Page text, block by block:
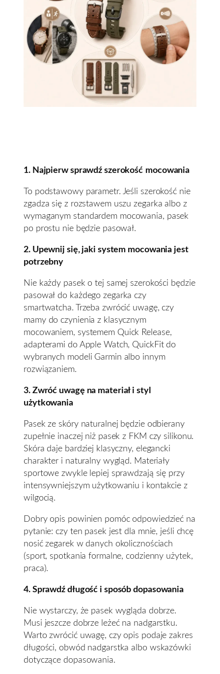
1. Najpierw sprawdź szerokość mocowania
To podstawowy parametr. Jeśli szerokość nie
zgadza się z rozstawem uszu zegarka albo z
wymaganym standardem mocowania, pasek
po prostu nie będzie pasował.
2. Upewnij się, jaki system mocowania jest
potrzebny
Nie każdy pasek o tej samej szerokości będzie
pasował do każdego zegarka czy
smartwatcha. Trzeba zwrócić uwagę, czy
mamy do czynienia z klasycznym
mocowaniem, systemem Quick Release,
adapterami do Apple Watch, QuickFit do
wybranych modeli Garmin albo innym
rozwiązaniem.
3. Zwróć uwagę na materiał i styl
użytkowania
Pasek ze skóry naturalnej będzie odbierany
zupełnie inaczej niż pasek z FKM czy silikonu.
Skóra daje bardziej klasyczny, elegancki
charakter i naturalny wygląd. Materiały
sportowe zwykle lepiej sprawdzają się przy
intensywniejszym użytkowaniu i kontakcie z
wilgocią.
Dobry opis powinien pomóc odpowiedzieć na
pytanie: czy ten pasek jest dla mnie, jeśli chcę
nosić zegarek w danych okolicznościach
(sport, spotkania formalne, codzienny użytek,
praca).
4. Sprawdź długość i sposób dopasowania
Nie wystarczy, że pasek wygląda dobrze.
Musi jeszcze dobrze leżeć na nadgarstku.
Warto zwrócić uwagę, czy opis podaje zakres
długości, obwód nadgarstka albo wskazówki
dotyczące dopasowania.